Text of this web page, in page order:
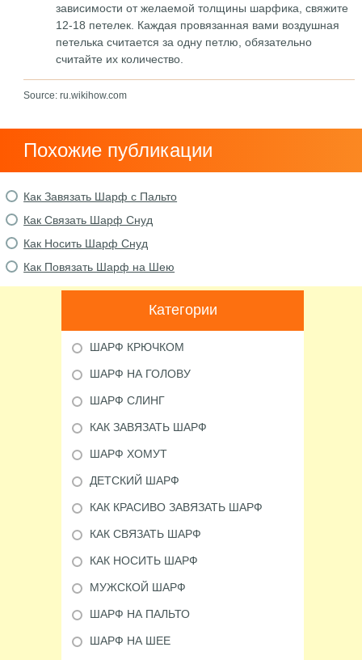
зависимости от желаемой толщины шарфика, свяжите
12-18 петелек. Каждая провязанная вами воздушная
петелька считается за одну петлю, обязательно
считайте их количество.
Source: ru.wikihow.com
Похожие публикации
Как Завязать Шарф с Пальто
Как Связать Шарф Снуд
Как Носить Шарф Снуд
Как Повязать Шарф на Шею
Категории
ШАРФ КРЮЧКОМ
ШАРФ НА ГОЛОВУ
ШАРФ СЛИНГ
КАК ЗАВЯЗАТЬ ШАРФ
ШАРФ ХОМУТ
ДЕТСКИЙ ШАРФ
КАК КРАСИВО ЗАВЯЗАТЬ ШАРФ
КАК СВЯЗАТЬ ШАРФ
КАК НОСИТЬ ШАРФ
МУЖСКОЙ ШАРФ
ШАРФ НА ПАЛЬТО
ШАРФ НА ШЕЕ